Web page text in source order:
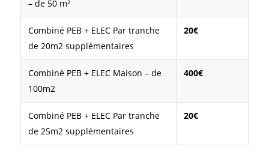
– de 50 m²
Combiné PEB + ELEC Par tranche
de 20m2 supplémentaires
20€
Combiné PEB + ELEC Maison – de
100m2
400€
Combiné PEB + ELEC Par tranche
de 25m2 supplémentaires
20€